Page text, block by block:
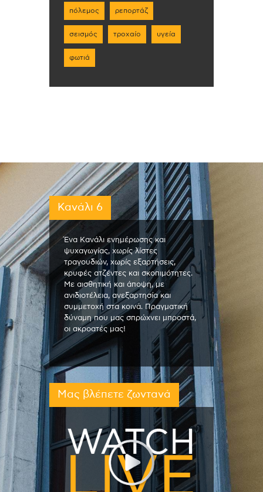
πόλεμος ρεπορτάζ
σεισμός τροχαίο υγεία
φωτιά
Κανάλι 6
Ένα Κανάλι ενημέρωσης και
ψυχαγωγίας, χωρίς λίστες
τραγουδιών, χωρίς εξαρτήσεις,
κρυφές ατζέντες και σκοπιμότητες.
Με αισθητική και άποψη, με
ανιδιοτέλεια, ανεξαρτησία και
συμμετοχή στα κοινά. Πραγματική
δύναμη που μας σπρώχνει μπροστά,
οι ακροατές μας!
Μας βλέπετε ζωντανά